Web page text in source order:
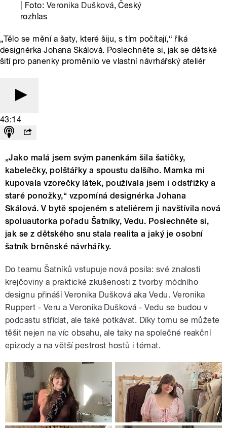
| Foto: Veronika Dušková, Český
rozhlas
„Tělo se mění a šaty, které šiju, s tím počítají,“ říká
designérka Johana Skálová. Poslechněte si, jak se dětské
šití pro panenky proměnilo ve vlastní návrhářský ateliér
43:14
„Jako malá jsem svým panenkám šila šatičky,
kabelečky, polštářky a spoustu dalšího. Mamka mi
kupovala vzorečky látek, používala jsem i odstřižky a
staré ponožky,“ vzpomíná designérka Johana
Skálová. V bytě spojeném s ateliérem ji navštívila nová
spoluautorka pořadu Šatníky, Vedu. Poslechněte si,
jak se z dětského snu stala realita a jaký je osobní
šatník brněnské návrhářky.
Do teamu Šatníků vstupuje nová posila: své znalosti
krejčoviny a praktické zkušenosti z tvorby módního
designu přináší Veronika Dušková aka Vedu. Veronika
Ruppert - Veru a Veronika Dušková - Vedu se budou v
podcastu střídat, ale také potkávat. Díky tomu se můžete
těšit nejen na víc obsahu, ale taky na společné reakční
epizody a na větší pestrost hostů i témat.